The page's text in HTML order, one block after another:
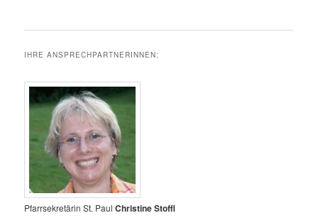
IHRE ANSPRECHPARTNERINNEN:
Pfarrsekretärin St. PaulChristineStoffl